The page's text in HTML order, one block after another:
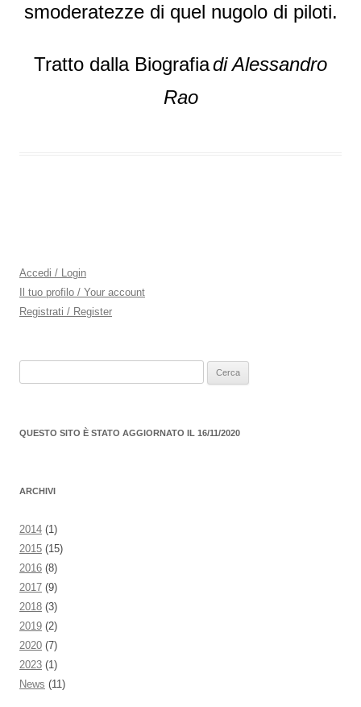
smoderatezze di quel nugolo di piloti.
Tratto dalla Biografiadi Alessandro
Rao
Accedi / Login
Il tuo profilo / Your account
Registrati / Register
QUESTO SITO È STATO AGGIORNATO IL 16/11/2020
ARCHIVI
2014 (1)
2015 (15)
2016 (8)
2017 (9)
2018 (3)
2019 (2)
2020 (7)
2023 (1)
News (11)